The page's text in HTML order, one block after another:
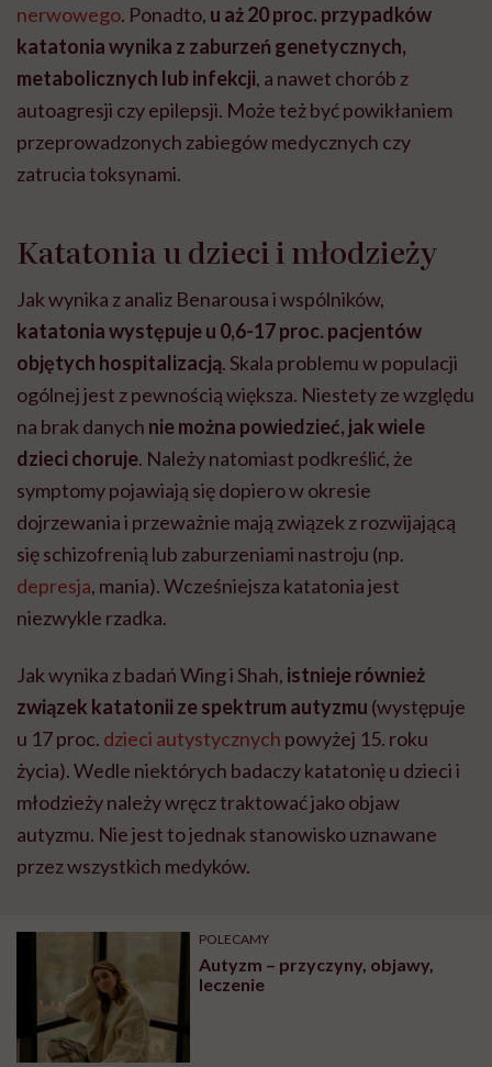
nerwowego. Ponadto, u aż 20 proc. przypadków
katatonia wynika z zaburzeń genetycznych,
metabolicznych lub infekcji, a nawet chorób z
autoagresji czy epilepsji. Może też być powikłaniem
przeprowadzonych zabiegów medycznych czy
zatrucia toksynami.
Katatonia u dzieci i młodzieży
Jak wynika z analiz Benarousa i wspólników,
katatonia występuje u 0,6-17 proc. pacjentów
objętych hospitalizacją. Skala problemu w populacji
ogólnej jest z pewnością większa. Niestety ze względu
na brak danych nie można powiedzieć, jak wiele
dzieci choruje. Należy natomiast podkreślić, że
symptomy pojawiają się dopiero w okresie
dojrzewania i przeważnie mają związek z rozwijającą
się schizofrenią lub zaburzeniami nastroju (np.
depresja, mania). Wcześniejsza katatonia jest
niezwykle rzadka.
Jak wynika z badań Wing i Shah, istnieje również
związek katatonii ze spektrum autyzmu (występuje
u 17 proc. dzieci autystycznych powyżej 15. roku
życia). Wedle niektórych badaczy katatonię u dzieci i
młodzieży należy wręcz traktować jako objaw
autyzmu. Nie jest to jednak stanowisko uznawane
przez wszystkich medyków.
POLECAMY
Autyzm – przyczyny, objawy,
leczenie